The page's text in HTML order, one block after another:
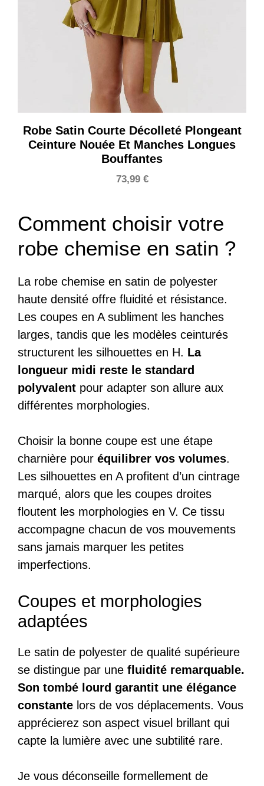
Robe Satin Courte Décolleté Plongeant
Ceinture Nouée Et Manches Longues
Bouffantes
73,99 €
Comment choisir votre
robe chemise en satin ?
La robe chemise en satin de polyester
haute densité offre fluidité et résistance.
Les coupes en A subliment les hanches
larges, tandis que les modèles ceinturés
structurent les silhouettes en H. La
longueur midi reste le standard
polyvalent pour adapter son allure aux
différentes morphologies.
Choisir la bonne coupe est une étape
charnière pour équilibrer vos volumes.
Les silhouettes en A profitent d’un cintrage
marqué, alors que les coupes droites
floutent les morphologies en V. Ce tissu
accompagne chacun de vos mouvements
sans jamais marquer les petites
imperfections.
Coupes et morphologies
adaptées
Le satin de polyester de qualité supérieure
se distingue par une fluidité remarquable.
Son tombé lourd garantit une élégance
constante lors de vos déplacements. Vous
apprécierez son aspect visuel brillant qui
capte la lumière avec une subtilité rare.
Je vous déconseille formellement de